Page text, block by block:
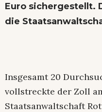
Euro sichergestellt.
die
Insgesamt 20
vollstreckte der Zoll
Staatsanwaltschaft